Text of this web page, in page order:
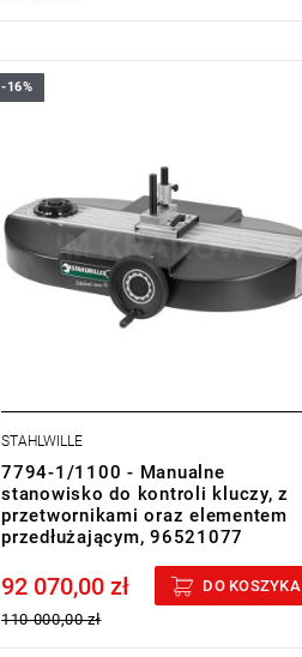
-16%
STAHLWILLE
7794-1/1100 - Manualne
stanowisko do kontroli kluczy, z
przetwornikami oraz elementem
przedłużającym, 96521077
Price tax included
92 070,00 zł
110 000,00 zł
DO KOSZYKA